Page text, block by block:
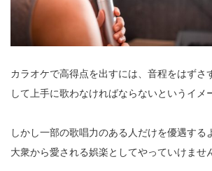
カラオケで高得点を出すには、音程をはずさ
して上手に歌わなければならないというイメ
しかし一部の歌唱力のある人だけを優遇する
大衆から愛される娯楽としてやっていけませ